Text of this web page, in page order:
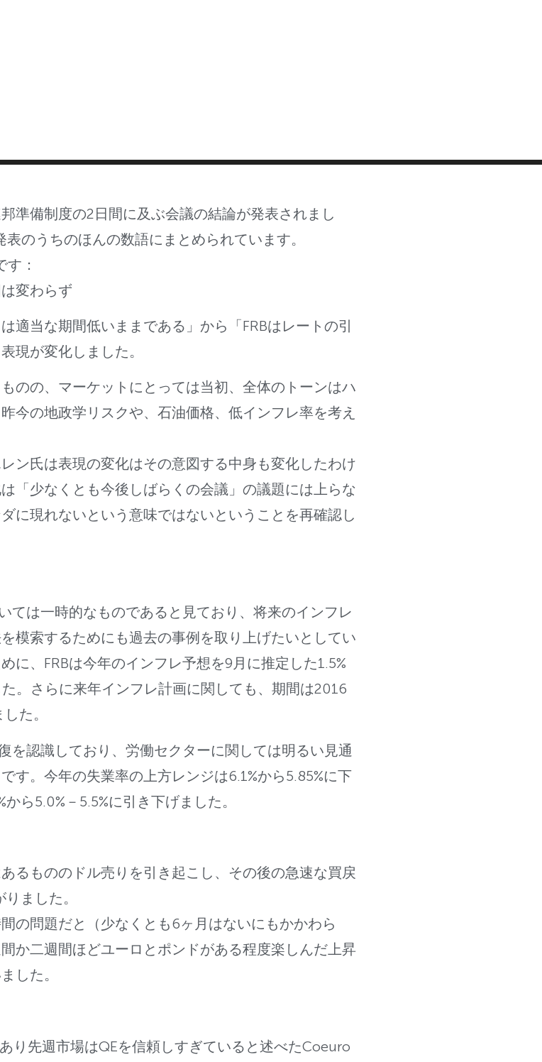
準備制度の2日間に及ぶ会議の結論が発表されまし
のうちのほんの数語にまとめられています。
：
変わらず
適当な期間低いままである」から「FRBはレートの引
現が変化しました。
のの、マーケットにとっては当初、全体のトーンはハ
今の地政学リスクや、石油価格、低インフレ率を考え
ン氏は表現の変化はその意図する中身も変化したわけ
「少なくとも今後しばらくの会議」の議題には上らな
に現れないという意味ではないということを再確認し
ては一時的なものであると見ており、将来のインフレ
模索するためにも過去の事例を取り上げたいとしてい
に、FRBは今年のインフレ予想を9月に推定した1.5%
た。さらに来年インフレ計画に関しても、期間は2016
た。
を認識しており、労働セクターに関しては明るい見通
す。今年の失業率の上方レンジは6.1%から5.85%に下
ら5.0%－5.5%に引き下げました。
るもののドル売りを引き起こし、その後の急速な買戻
ました。
の問題だと（少なくとも6ヶ月はないにもかかわら
か二週間ほどユーロとポンドがある程度楽しんだ上昇
した。
り先週市場はQEを信頼しすぎていると述べたCoeuro